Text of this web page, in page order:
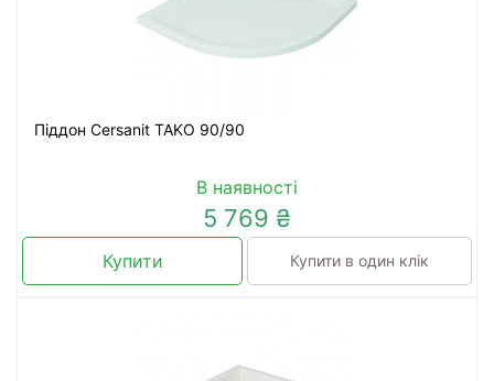
Піддон Cersanit TAKO 90/90
В наявності
5 769 ₴
Купити Купити в один клік